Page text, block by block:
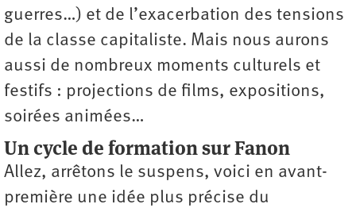
guerres…) et de l’exacerbation des tensions
de la classe capitaliste. Mais nous aurons
aussi de nombreux moments culturels et
festifs : projections de films, expositions,
soirées animées…
Un cycle de formation sur Fanon
Allez, arrêtons le suspens, voici en avant-
première une idée plus précise du